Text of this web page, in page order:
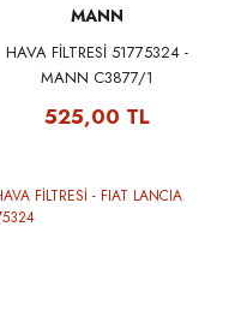
MANN
HAVA FİLTRESİ 51775324 -
MANN C3877/1
525,00 TL